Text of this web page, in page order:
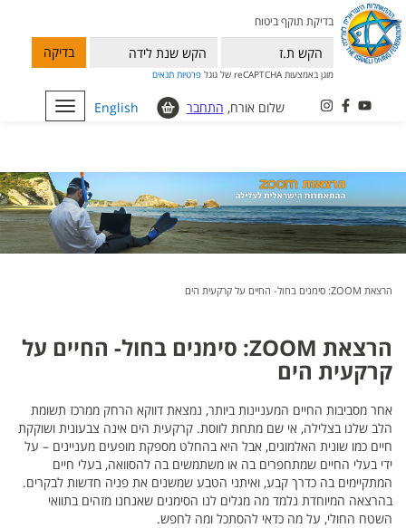
בדיקת תוקף ביטוח
בדיקה
מוגן באמצעות reCAPTCHA של גוגל פרטיות תנאים
Toggle
navigation
English שלום אורח, התחבר
הרצאת ZOOM: סימנים בחול- החיים על קרקעית הים
הרצאת ZOOM: סימנים בחול- החיים על
קרקעית הים
אחר מסביבות החיים המעניינות ביותר, נמצאת דווקא הרחק ממרכז תשומת
הלב שלנו בצלילה, אי שם מתחת לווסת. קרקעית הים אינה צבעונית ושוקקת
חיים כמו שונית האלמוגים, אבל היא בהחלט מספקת מופעים מעניינים – על
ידי בעלי החיים שמתחפרים בה או משתמשים בה להסוואה, בעלי חיים
המתקיימים בה כדרך קבע, ואיתני הטבע שמשנים את פניה חדשות לבקרים.
בהרצאה המיוחדת נלמד מה מגלים לנו הסימנים שאנחנו מזהים בתוואי
השטח החולי, על מה כדאי להסתכל ומה לחפש.